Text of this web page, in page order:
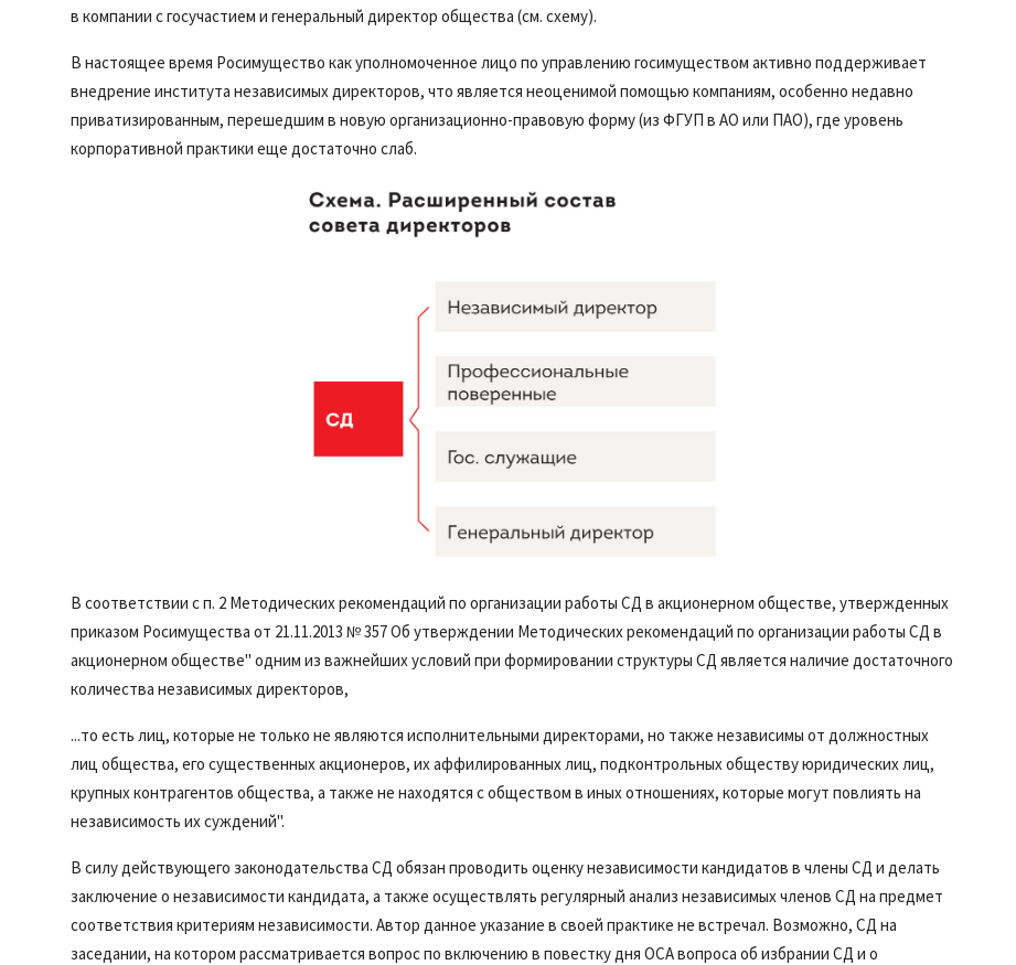
в компании с госучастием и генеральный директор общества (см. схему).
В настоящее время Росимущество как уполномоченное лицо по управлению госимуществом активно поддерживает
внедрение института независимых директоров, что является неоценимой помощью компаниям, особенно недавно
приватизированным, перешедшим в новую организационно-правовую форму (из ФГУП в АО или ПАО), где уровень
корпоративной практики еще достаточно слаб.
В соответствии с п. 2 Методических рекомендаций по организации работы СД в акционерном обществе, утвержденных
приказом Росимущества от 21.11.2013 № 357 Об утверждении Методических рекомендаций по организации работы СД в
акционерном обществе" одним из важнейших условий при формировании структуры СД является наличие достаточного
количества независимых директоров,
...то есть лиц, которые не только не являются исполнительными директорами, но также независимы от должностных
лиц общества, его существенных акционеров, их аффилированных лиц, подконтрольных обществу юридических лиц,
крупных контрагентов общества, а также не находятся с обществом в иных отношениях, которые могут повлиять на
независимость их суждений".
В силу действующего законодательства СД обязан проводить оценку независимости кандидатов в члены СД и делать
заключение о независимости кандидата, а также осуществлять регулярный анализ независимых членов СД на предмет
соответствия критериям независимости. Автор данное указание в своей практике не встречал. Возможно, СД на
заседании, на котором рассматривается вопрос по включению в повестку дня ОСА вопроса об избрании СД и о